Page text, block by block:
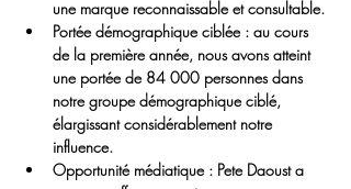
une marque reconnaissable et consultable.
Portée démographique ciblée : au cours
de la première année, nous avons atteint
une portée de 84 000 personnes dans
notre groupe démographique ciblé,
élargissant considérablement notre
influence.
Opportunité médiatique : Pete Daoust a